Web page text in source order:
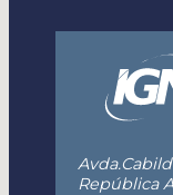
República